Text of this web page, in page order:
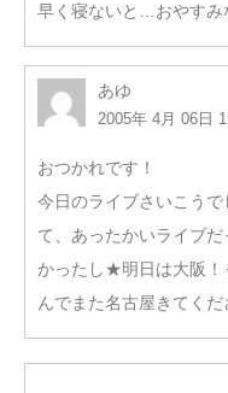
早く寝ないと…おやす
あゆ
2005年 4月 06日
おつかれです！
今日のライブさいこう
て、あったかいライブ
かったし★明日は大阪！
んでまた名古屋きてく